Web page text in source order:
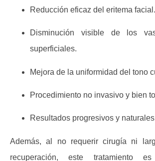
Reducción eficaz del eritema facial .
Disminución visible de los
superficiales.
Mejora de la uniformidad del tono
Procedimiento no invasivo y bien
Resultados progresivos y
Además, al no requerir cirugía ni
recuperación, este tratamiento es